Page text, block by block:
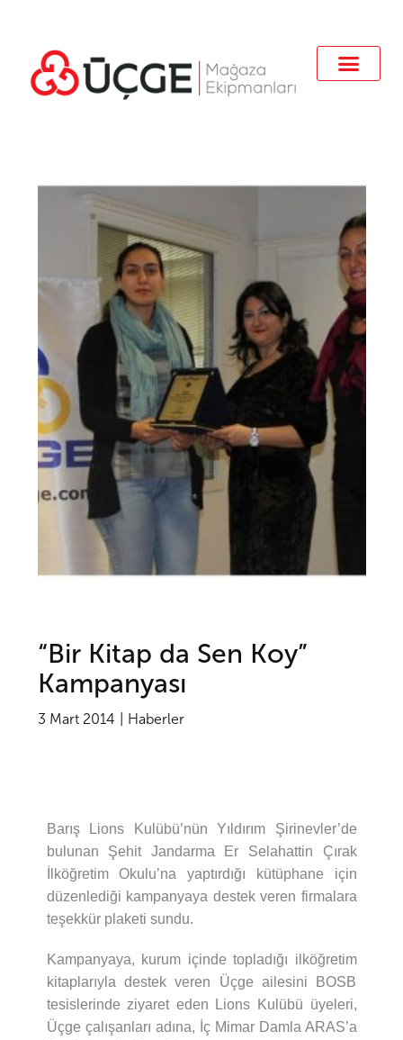
“Bir Kitap da Sen Koy”
Kampanyası
3 Mart 2014 Haberler
Barış Lions Kulübü’nün Yıldırım Şirinevler’de
bulunan Şehit Jandarma Er Selahattin Çırak
İlköğretim Okulu’na yaptırdığı kütüphane için
düzenlediği kampanyaya destek veren firmalara
teşekkür plaketi sundu.
Kampanyaya, kurum içinde topladığı ilköğretim
kitaplarıyla destek veren Üçge ailesini BOSB
tesislerinde ziyaret eden Lions Kulübü üyeleri,
Üçge çalışanları adına, İç Mimar Damla ARAS’a